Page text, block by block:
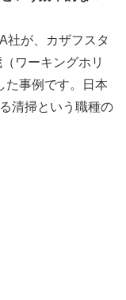
社が、カザフスタ
ワーキングホリ
た事例です。日本
清掃という職種の